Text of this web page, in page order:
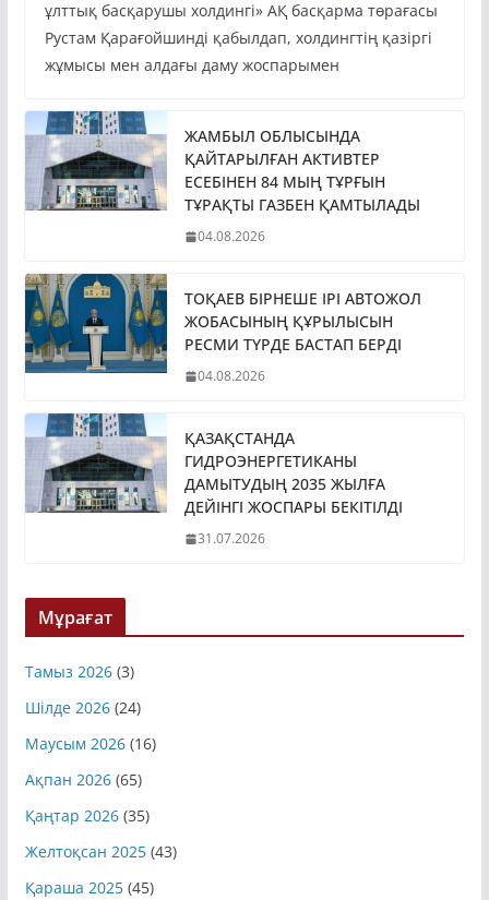
ұлттық басқарушы холдингі» АҚ басқарма төрағасы
Рустам Қарағойшинді қабылдап, холдингтің қазіргі
жұмысы мен алдағы даму жоспарымен
ЖАМБЫЛ ОБЛЫСЫНДА
ҚАЙТАРЫЛҒАН АКТИВТЕР
ЕСЕБІНЕН 84 МЫҢ ТҰРҒЫН
ТҰРАҚТЫ ГАЗБЕН ҚАМТЫЛАДЫ
04.08.2026
ТОҚАЕВ БІРНЕШЕ ІРІ АВТОЖОЛ
ЖОБАСЫНЫҢ ҚҰРЫЛЫСЫН
РЕСМИ ТҮРДЕ БАСТАП БЕРДІ
04.08.2026
ҚАЗАҚСТАНДА
ГИДРОЭНЕРГЕТИКАНЫ
ДАМЫТУДЫҢ 2035 ЖЫЛҒА
ДЕЙІНГІ ЖОСПАРЫ БЕКІТІЛДІ
31.07.2026
Мұрағат
Тамыз 2026(3)
Шілде 2026(24)
Маусым 2026(16)
Ақпан 2026(65)
Қаңтар 2026(35)
Желтоқсан 2025(43)
Қараша 2025(45)